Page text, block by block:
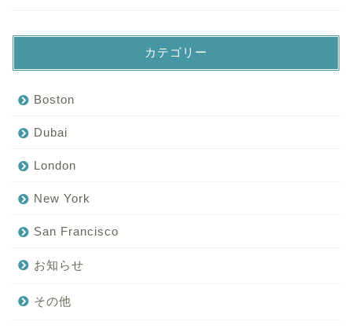
カテゴリー
Boston
Dubai
London
New York
San Francisco
お知らせ
その他